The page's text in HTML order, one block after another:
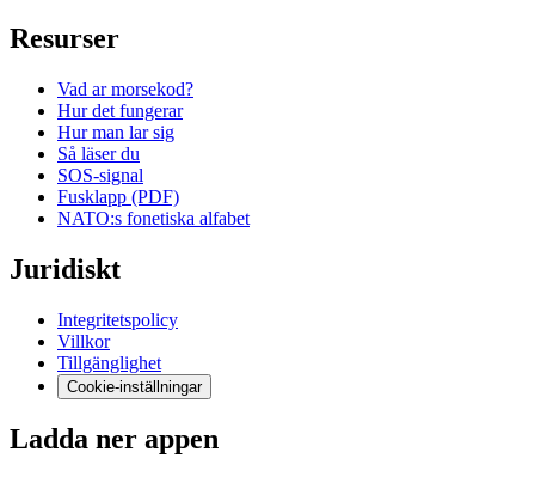
Resurser
Vad ar morsekod?
Hur det fungerar
Hur man lar sig
Så läser du
SOS-signal
Fusklapp (PDF)
NATO:s fonetiska alfabet
Juridiskt
Integritetspolicy
Villkor
Tillgänglighet
Cookie-inställningar
Ladda ner appen